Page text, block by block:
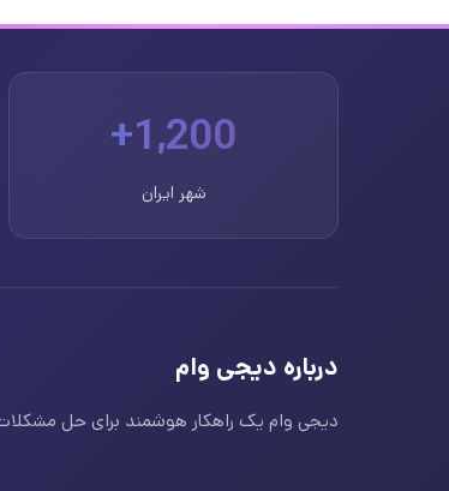
1,200+
شهر ایران
درباره دیجی وام
دیجی وام یک راهکار هوشمند برای حل مشکلات